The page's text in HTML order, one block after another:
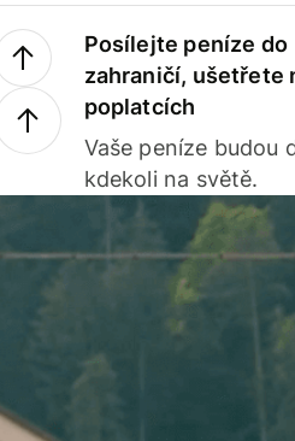
Posílejte peníze do
zahraničí, ušetřete
poplatcích
Vaše peníze budou
kdekoli na světě.